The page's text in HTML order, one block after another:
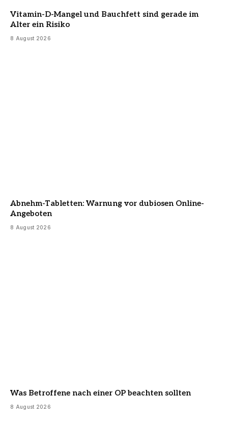
Vitamin-D-Mangel und Bauchfett sind gerade im
Alter ein Risiko
8 August 2026
Abnehm-Tabletten: Warnung vor dubiosen Online-
Angeboten
8 August 2026
Was Betroffene nach einer OP beachten sollten
8 August 2026